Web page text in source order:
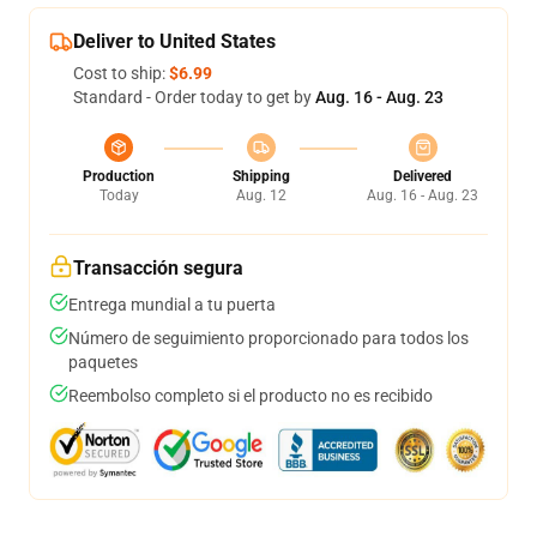
Deliver to United States
Cost to ship:$6.99
Standard - Order today to get byAug. 16 - Aug. 23
Production
Today
Shipping
Aug. 12
Delivered
Aug. 16 - Aug. 23
Transacción segura
Entrega mundial a tu puerta
Número de seguimiento proporcionado para todos los
paquetes
Reembolso completo si el producto no es recibido